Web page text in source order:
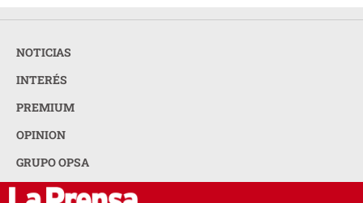
NOTICIAS
INTERÉS
PREMIUM
OPINION
GRUPO OPSA